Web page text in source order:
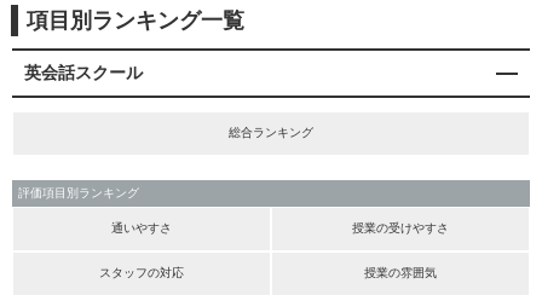
項目別ランキング一覧
英会話スクール
総合ランキング
評価項目別ランキング
通いやすさ 授業の受けやすさ
スタッフの対応 授業の雰囲気